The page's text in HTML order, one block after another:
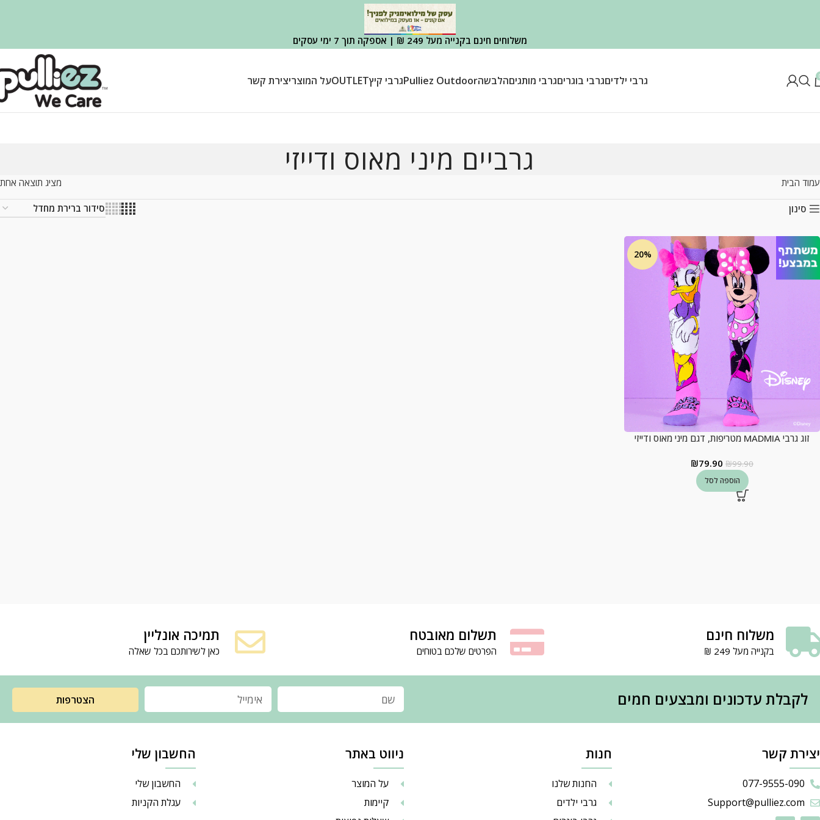
משלוחים חינם בקנייה מעל 249 ₪ | אספקה תוך 7 ימי עסקים
גרבי ילדיםגרבי בוגריםגרבי מותגיםהלבשהPulliez Outdoorגרבי קיץOUTLETעל המוצריצירת קשר
גרביים מיני מאוס ודייזי
עמוד הבית מציג תוצאה אחת
סינון
20%
זוג גרבי MADMIA מטריפות, דגם מיני מאוס ודייזי
₪99.90
₪79.90
הוספה לסל
משלוח חינם
בקנייה מעל 249 ₪
תשלום מאובטח
הפרטים שלכם בטוחים
תמיכה אונליין
כאן לשירותכם בכל שאלה
לקבלת עדכונים ומבצעים חמים הצטרפות
יצירת קשר
077-9555-090
Support@pulliez.com
חנות
החנות שלנו
גרבי ילדים
ניווט באתר
על המוצר
קיימות
החשבון שלי
החשבון שלי
עגלת הקניות